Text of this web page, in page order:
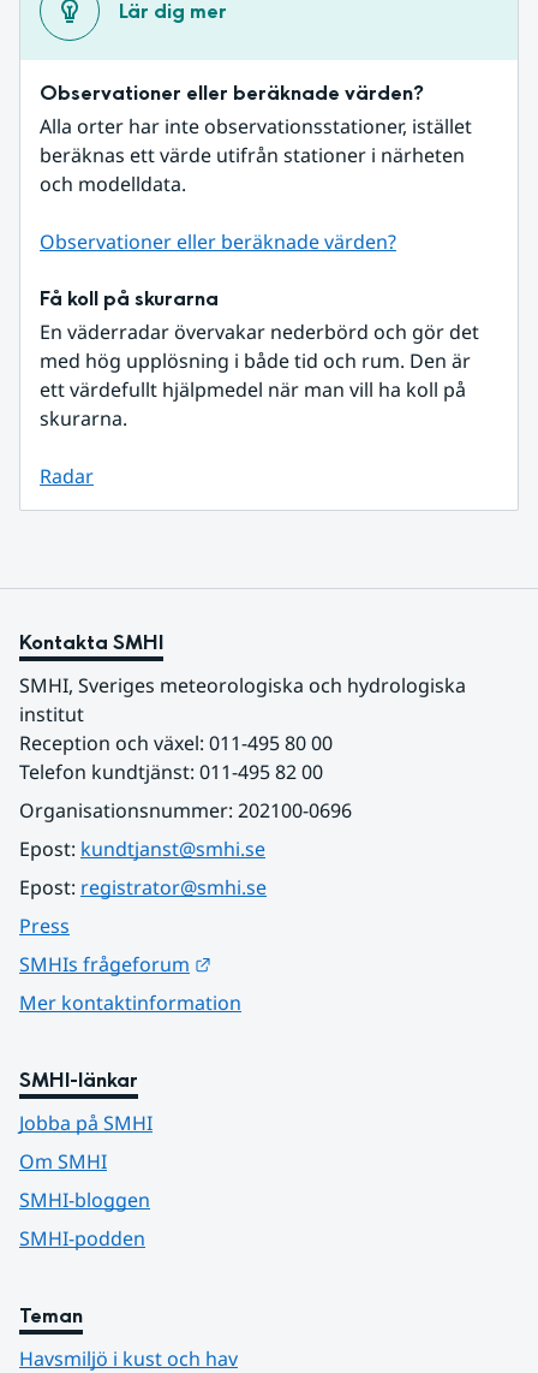
Lär dig mer
Observationer eller beräknade värden?
Alla orter har inte observationsstationer, istället
beräknas ett värde utifrån stationer i närheten
och modelldata.
Observationer eller beräknade värden?
Få koll på skurarna
En väderradar övervakar nederbörd och gör det
med hög upplösning i både tid och rum. Den är
ett värdefullt hjälpmedel när man vill ha koll på
skurarna.
Radar
Kontakta SMHI
SMHI, Sveriges meteorologiska och hydrologiska
institut
Reception och växel: 011-495 80 00
Telefon kundtjänst: 011-495 82 00
Organisationsnummer: 202100-0696
Epost: kundtjanst@smhi.se
Epost: registrator@smhi.se
Press
SMHIs frågeforum
Mer kontaktinformation
SMHI-länkar
Jobba på SMHI
Om SMHI
SMHI-bloggen
SMHI-podden
Teman
Havsmiljö i kust och hav